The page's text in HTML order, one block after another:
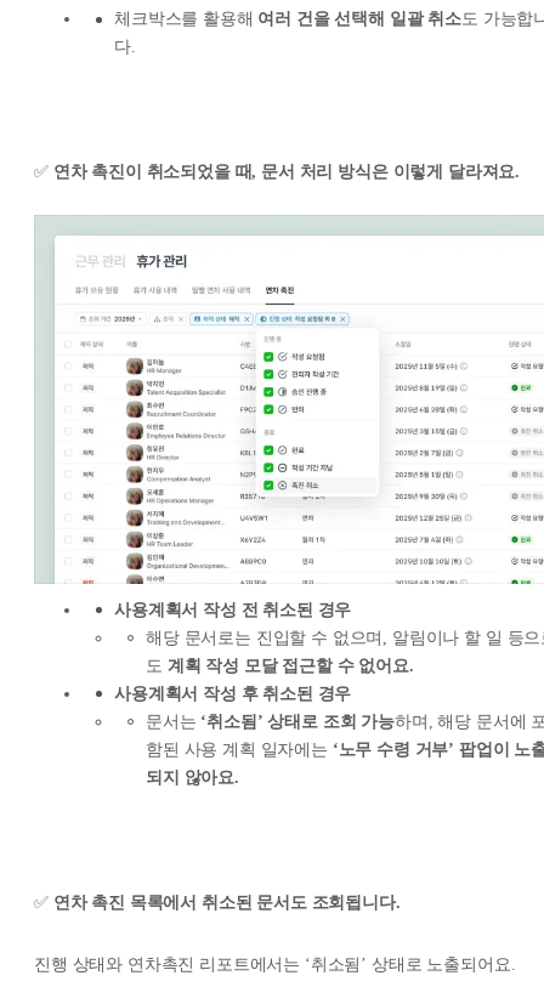
체크박스를 활용해 여러 건을 선택해 일괄 취소도 가능합
다.
✅ 연차 촉진이 취소되었을 때, 문서 처리 방식은 이렇게 달라져요.
사용계획서 작성 전 취소된 경우
해당 문서로는 진입할 수 없으며, 알림이나 할 일 등으
도 계획 작성 모달 접근할 수 없어요.
사용계획서 작성 후 취소된 경우
문서는 ‘취소됨’ 상태로 조회 가능하며, 해당 문서에
함된 사용 계획 일자에는 ‘노무 수령 거부’ 팝업이 노
되지 않아요.
✅ 연차 촉진 목록에서 취소된 문서도 조회됩니다.
진행 상태와 연차촉진 리포트에서는 ‘취소됨’ 상태로 노출되어요.